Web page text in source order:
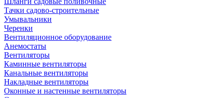
Тачки садово-строительные
Умывальники
Черенки
Вентиляционное оборудование
Анемостаты
Вентиляторы
Каминные вентиляторы
Канальные вентиляторы
Накладные вентиляторы
Оконные и настенные вентиляторы